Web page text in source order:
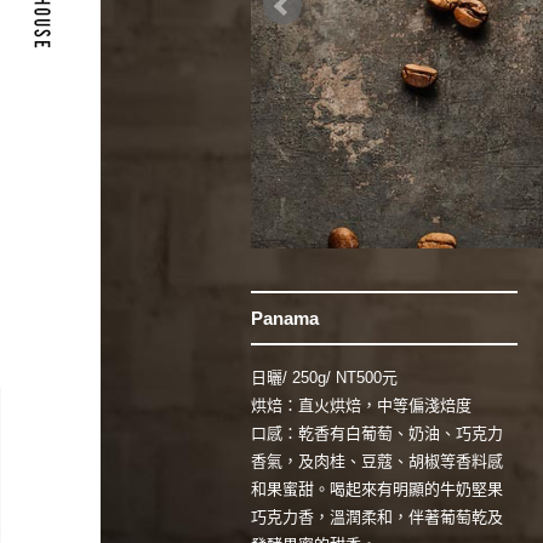
Panama
日曬/ 250g/ NT500元
烘焙：直火烘焙，中等偏淺焙度
口感：乾香有白葡萄、奶油、巧克力
香氣，及肉桂、豆蔻、胡椒等香料感
和果蜜甜。喝起來有明顯的牛奶堅果
巧克力香，溫潤柔和，伴著葡萄乾及